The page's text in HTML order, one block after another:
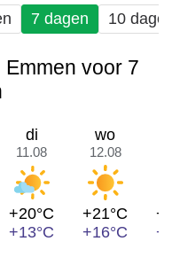
7 dagen 10
voor 7
di
11.08
+20°C
+13°C
wo
12.08
+21°C
+16°C